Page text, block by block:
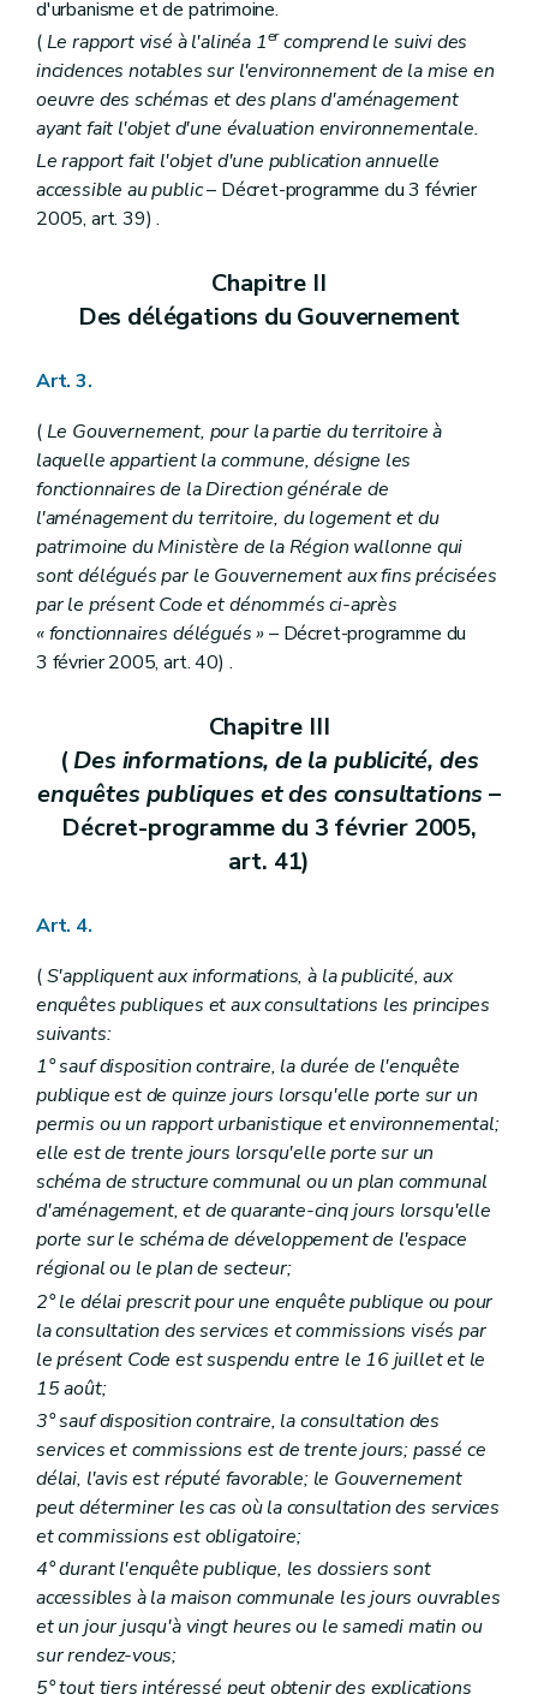
Section 5 Elaboration et révision par le Gouvernement
Art. 54
Art. 55
Art. 56
Section 6 Effets du plan communal d'aménagement
Art. 57
Art. 57bis
Section 7
Abrogation du plan communal d'aménagement
Art. 57
ter
Chapitre IV
Art. 61
Art. 66
Art. 67
Art. 68
Art. 69
Art. 70
Art. 71
Chapitre V Du remembrement et du relotissement
Art. 72
Art. 73
Art. 74
Art. 75
Art. 77
Chapitre II Des règlements communaux d'urbanisme
Art. 78
Art. 79
Chapitre III Des dispositions communes
Chapitre premier Du permis d'urbanisme
Section première Des actes et travaux soumis à permis d'urbanisme
Section 2 Des charges d'urbanisme
Art. 86
Section 3 De la péremption et de la prorogation du permis d'urbanisme
Art. 87
Section 4 Du permis d'urbanisme à durée limitée
Art. 88
Chapitre II Du permis de lotir
Section première Des actes soumis à permis de lotir
Art. 89
Art. 90
Section 2 Des charges d'urbanisme
Art. 91
Section 3
Des effets du permis de lotir
Art. 92
Art. 94
Art. 95
Art. 96
Art. 97
Section 4 De la péremption du permis de lotir
Art. 98
Art. 100
Art. 101
Section 5 De la modification du permis de lotir
Art. 102
Art. 103
d'urbanisme et de patrimoine.
(Le rapport visé à l'alinéa 1ercomprend le suivi des
incidences notables sur l'environnement de la mise en
oeuvre des schémas et des plans d'aménagement
ayant fait l'objet d'une évaluation environnementale.
Le rapport fait l'objet d'une publication annuelle
accessible au public– Décret-programme du 3 février
2005, art. 39) .
Chapitre II
Des délégations du Gouvernement
Art. 3.
(Le Gouvernement, pour la partie du territoire à
laquelle appartient la commune, désigne les
fonctionnaires de la Direction générale de
l'aménagement du territoire, du logement et du
patrimoine du Ministère de la Région wallonne qui
sont délégués par le Gouvernement aux fins précisées
par le présent Code et dénommés ci-après
« fonctionnaires délégués »– Décret-programme du
3 février 2005, art. 40) .
Chapitre III
(Des informations, de la publicité, des
enquêtes publiques et des consultations –
Décret-programme du 3 février 2005,
art. 41)
Art. 4.
(S'appliquent aux informations, à la publicité, aux
enquêtes publiques et aux consultations les principes
suivants:
1° sauf disposition contraire, la durée de l'enquête
publique est de quinze jours lorsqu'elle porte sur un
permis ou un rapport urbanistique et environnemental;
elle est de trente jours lorsqu'elle porte sur un
schéma de structure communal ou un plan communal
d'aménagement, et de quarante-cinq jours lorsqu'elle
porte sur le schéma de développement de l'espace
régional ou le plan de secteur;
2° le délai prescrit pour une enquête publique ou pour
la consultation des services et commissions visés par
le présent Code est suspendu entre le 16 juillet et le
15 août;
3° sauf disposition contraire, la consultation des
services et commissions est de trente jours; passé ce
délai, l'avis est réputé favorable; le Gouvernement
peut déterminer les cas où la consultation des services
et commissions est obligatoire;
4° durant l'enquête publique, les dossiers sont
accessibles à la maison communale les jours ouvrables
et un jour jusqu'à vingt heures ou le samedi matin ou
sur rendez-vous;
5° tout tiers intéressé peut obtenir des explications